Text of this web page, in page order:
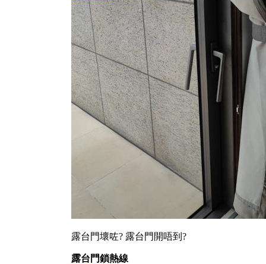
露台門壞咗? 露台門開唔到?
露台門鎖熱線